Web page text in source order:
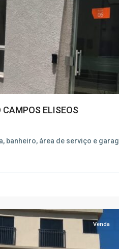
ELISEOS
banheiro, área de serviço e
Venda